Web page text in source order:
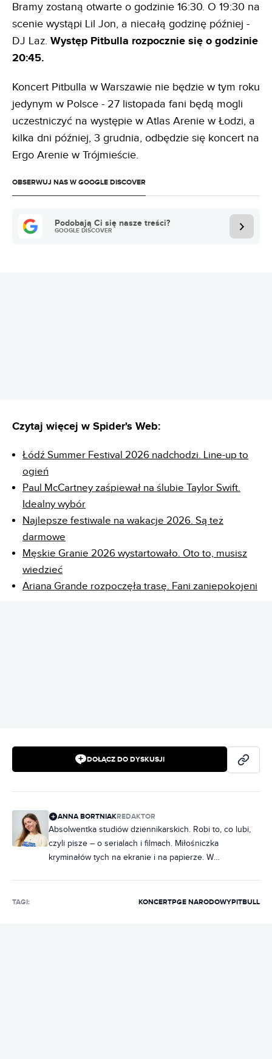
Bramy zostaną otwarte o godzinie 16:30. O 19:30 na
scenie wystąpi Lil Jon, a niecałą godzinę później -
DJ Laz. Występ Pitbulla rozpocznie się o godzinie
20:45.
Koncert Pitbulla w Warszawie nie będzie w tym roku
jedynym w Polsce - 27 listopada fani będą mogli
uczestniczyć na występie w Atlas Arenie w Łodzi, a
kilka dni później, 3 grudnia, odbędzie się koncert na
Ergo Arenie w Trójmieście.
OBSERWUJ NAS W GOOGLE DISCOVER
Podobają Ci się nasze treści?
GOOGLE DISCOVER
Czytaj więcej w Spider's Web:
Łódź Summer Festival 2026 nadchodzi. Line-up to
ogień
Paul McCartney zaśpiewał na ślubie Taylor Swift.
Idealny wybór
Najlepsze festiwale na wakacje 2026. Są też
darmowe
Męskie Granie 2026 wystartowało. Oto to, musisz
wiedzieć
Ariana Grande rozpoczęła trasę. Fani zaniepokojeni
DOŁĄCZ DO DYSKUSJI
ANNA BORTNIAKREDAKTOR
Absolwentka studiów dziennikarskich. Robi to, co lubi,
czyli pisze – o serialach i filmach. Miłośniczka
kryminałów tych na ekranie i na papierze. W
nabałaganić w słowach. Zakochana w Norwegii, dobrej,
TAGI: KONCERTPGE NARODOWYPITBULL